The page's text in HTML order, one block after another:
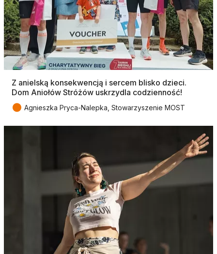
Z anielską konsekwencją i sercem blisko dzieci.
Dom Aniołów Stróżów uskrzydla codzienność!
● Agnieszka Pryca-Nalepka, Stowarzyszenie MOST